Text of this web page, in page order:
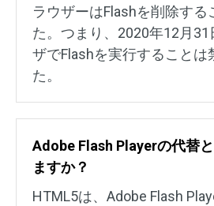
ラウザーはFlashを削除する
た。つまり、2020年12月31
ザでFlashを実行することは
た。
Adobe Flash Playerの代替
ますか？
HTML5は、Adobe Flash